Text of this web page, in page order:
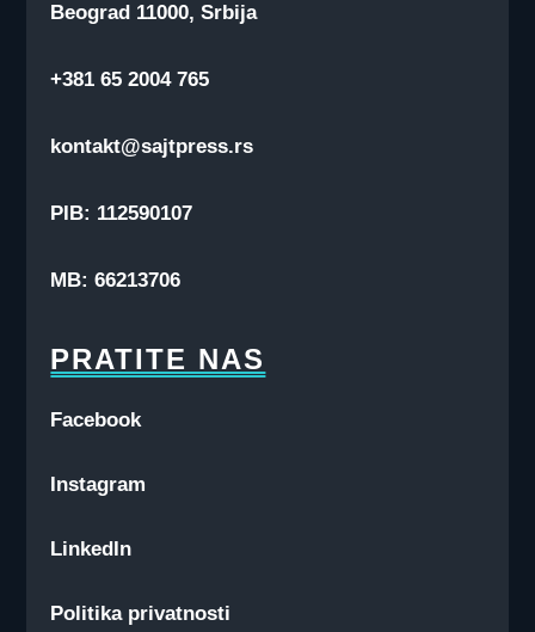
Beograd 11000, Srbija
+381 65 2004 765
kontakt@sajtpress.rs
PIB: 112590107
MB: 66213706
PRATITE NAS
Facebook
Instagram
LinkedIn
Politika privatnosti